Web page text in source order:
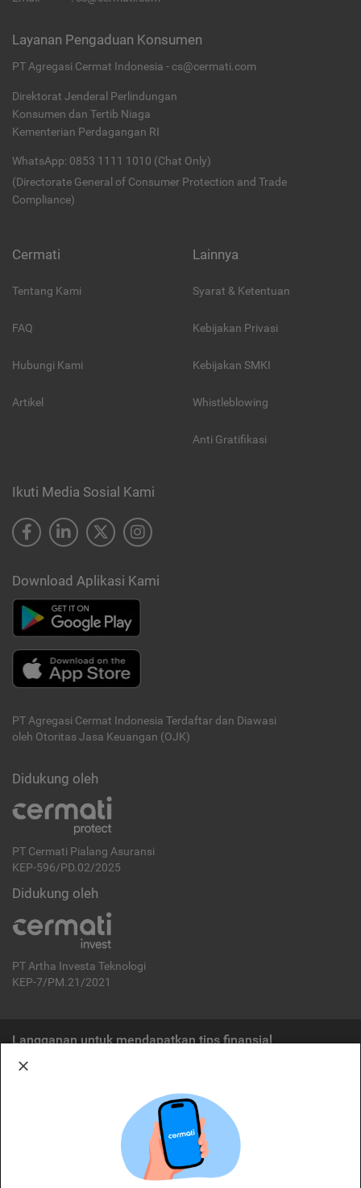
Layanan Pengaduan Konsumen
PT Agregasi Cermat Indonesia - cs@cermati.com
Direktorat Jenderal Perlindungan
Konsumen dan Tertib Niaga
Kementerian Perdagangan RI
WhatsApp: 0853 1111 1010 (Chat Only)
(Directorate General of Consumer Protection and Trade
Compliance)
Cermati
Tentang Kami
FAQ
Hubungi Kami
Artikel
Lainnya
Syarat & Ketentuan
Kebijakan Privasi
Kebijakan SMKI
Whistleblowing
Anti Gratifikasi
Ikuti Media Sosial Kami
Download Aplikasi Kami
PT Agregasi Cermat Indonesia Terdaftar dan Diawasi
oleh Otoritas Jasa Keuangan (OJK)
Didukung oleh
PT Cermati Pialang Asuransi
KEP-596/PD.02/2025
Didukung oleh
PT Artha Investa Teknologi
KEP-7/PM.21/2021
Langganan untuk mendapatkan tips finansial
Cermati merupakan penyelenggara agregasi jasa keuangan yang terdaftar di
OJK. Oleh karena itu, produk dan/atau layanan jasa keuangan yang
ditawarkan bukan merupakan produk dan/atau layanan jasa keuangan yang
diterbitkan oleh Cermati dan Cermati tidak bertanggung jawab atas tuntutan